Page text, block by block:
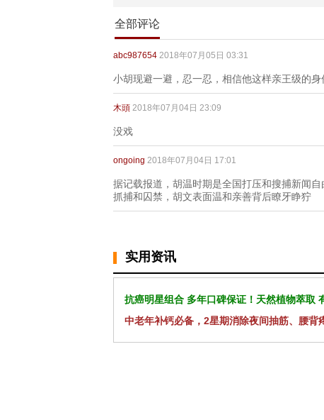
全部评论
abc987654 2018年07月05日 03:31
小胡现避一避，忍一忍，相信他这样亲王级的
木頭 2018年07月04日 23:09
没戏
ongoing 2018年07月04日 17:01
据记载报道，胡温时期是全国打压和搜捕新闻
抓捕和囚禁，胡文表面温和亲善背后瞭牙睁狞
实用资讯
抗癌明星组合 多年口碑保证！天然植物萃取
中老年补钙必备，2星期消除夜间抽筋、腰背